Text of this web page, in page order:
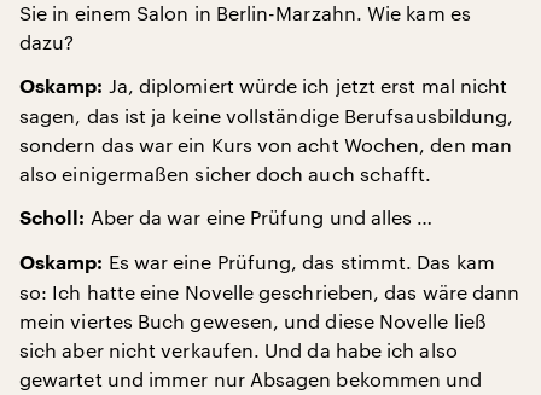
Sie in einem Salon in Berlin-Marzahn. Wie kam es
dazu?
Oskamp: Ja, diplomiert würde ich jetzt erst mal nicht
sagen, das ist ja keine vollständige Berufsausbildung,
sondern das war ein Kurs von acht Wochen, den man
also einigermaßen sicher doch auch schafft.
Scholl: Aber da war eine Prüfung und alles …
Oskamp: Es war eine Prüfung, das stimmt. Das kam
so: Ich hatte eine Novelle geschrieben, das wäre dann
mein viertes Buch gewesen, und diese Novelle ließ
sich aber nicht verkaufen. Und da habe ich also
gewartet und immer nur Absagen bekommen und